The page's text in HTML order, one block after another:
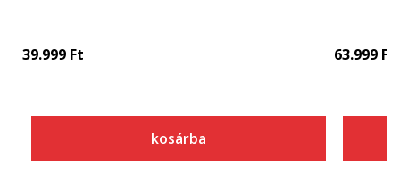
39.999 Ft
kosárba
63.999 Ft